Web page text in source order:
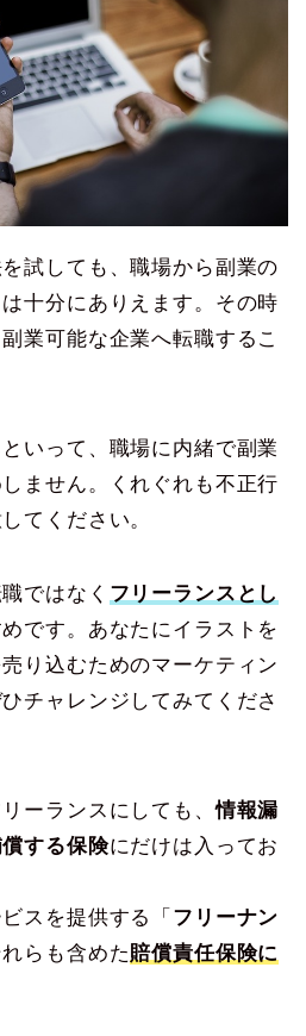
試しても、職場から副業の
十分にありえます。その時
業可能な企業へ転職するこ
いって、職場に内緒で副業
ません。くれぐれも不正行
てください。
ではなく フリーランスとし
です。あなたにイラストを
り込むためのマーケティン
チャレンジしてみてくださ
ーランスにしても、情報漏
する保険にだけは入ってお
スを提供する「 フリーナン
らも含めた賠償責任保険に